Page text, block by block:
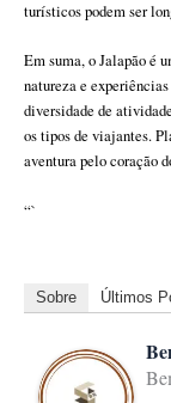
turísticos podem ser
Em suma, o Jalapão é
natureza e
diversidade de
os tipos de viajantes.
aventura pelo coração
“`
Sobre Últimos